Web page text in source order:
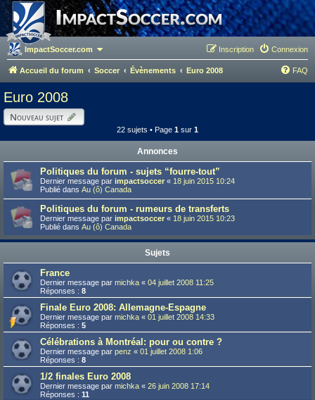
ImpactSoccer.com Connexion
Inscription
Accueil du forum Soccer Évènements Euro 2008 FAQ
Euro 2008
Nouveau sujet
22 sujets • Page 1 sur 1
Annonces
Politiques du forum - sujets “fourre-tout”
Dernier message par impactsoccer « 18 juin 2015 10:24
Publié dans Au (ô) Canada
Politiques du forum - rumeurs de transferts
Dernier message par impactsoccer « 18 juin 2015 10:23
Publié dans Au (ô) Canada
Sujets
France
Dernier message par michka « 04 juillet 2008 11:25
Réponses : 8
Finale Euro 2008: Allemagne-Espagne
Dernier message par michka « 01 juillet 2008 14:33
Réponses : 5
Célébrations à Montréal: pour ou contre ?
Dernier message par penz « 01 juillet 2008 1:06
Réponses : 8
1/2 finales Euro 2008
Dernier message par michka « 26 juin 2008 17:14
Réponses : 11